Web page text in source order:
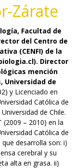
Zárate
Facultad de
del Centro de
(CENFI) de la
Director
mención
Universidad de
y Licenciado en
Católica de
de Chile.
(2009 – 2010) en la
Católica de
desarrolla son: i)
cerebral y su
alta en grasa. ii)